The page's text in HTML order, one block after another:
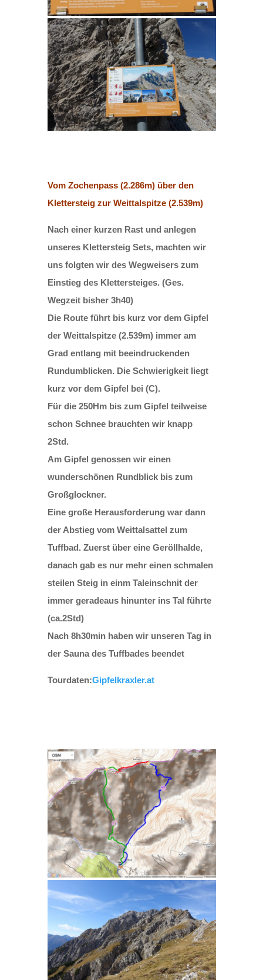
Vom Zochenpass (2.286m) über den
Klettersteig zur Weittalspitze (2.539m)
Nach einer kurzen Rast und anlegen
unseres Klettersteig Sets, machten wir
uns folgten wir des Wegweisers zum
Einstieg des Klettersteiges. (Ges.
Wegzeit bisher 3h40)
Die Route führt bis kurz vor dem Gipfel
der Weittalspitze (2.539m) immer am
Grad entlang mit beeindruckenden
Rundumblicken. Die Schwierigkeit liegt
kurz vor dem Gipfel bei (C).
Für die 250Hm bis zum Gipfel teilweise
schon Schnee brauchten wir knapp
2Std.
Am Gipfel genossen wir einen
wunderschönen Rundblick bis zum
Großglockner.
Eine große Herausforderung war dann
der Abstieg vom Weittalsattel zum
Tuffbad. Zuerst über eine Geröllhalde,
danach gab es nur mehr einen schmalen
steilen Steig in einm Taleinschnit der
immer geradeaus hinunter ins Tal führte
(ca.2Std)
Nach 8h30min haben wir unseren Tag in
der Sauna des Tuffbades beendet
Tourdaten:Gipfelkraxler.at